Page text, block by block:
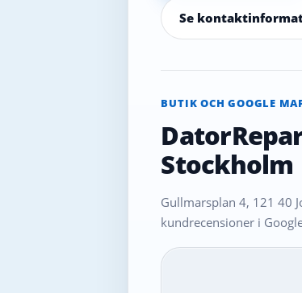
Se
BUTIK OCH GOOGLE
Stockholm
Gullmarsplan 4, 121 40
kundrecensioner i